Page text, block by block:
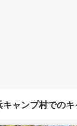
キャンプ村での